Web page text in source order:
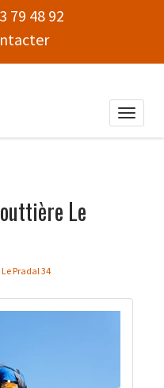
79 48 92
Toggle
Le
Pradal 34